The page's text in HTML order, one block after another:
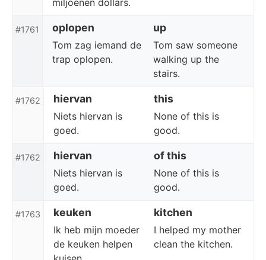
miljoenen dollars.
#1761 oplopen up
Tom zag iemand de
trap oplopen.
Tom saw someone
walking up the
stairs.
#1762 hiervan this
Niets hiervan is
goed.
None of this is
good.
#1762 hiervan of this
Niets hiervan is
goed.
None of this is
good.
#1763 keuken kitchen
Ik heb mijn moeder
de keuken helpen
I helped my mother
clean the kitchen.